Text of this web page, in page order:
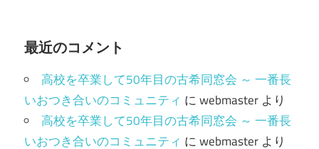
最近のコメント
高校を卒業して50年目の古希同窓会 ～ 一番長
いおつき合いのコミュニティ にwebmaster より
高校を卒業して50年目の古希同窓会 ～ 一番長
いおつき合いのコミュニティ にwebmaster より